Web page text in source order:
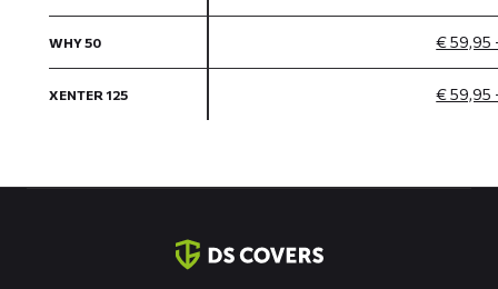
WHY 50 € 59,95
XENTER 125 € 59,95